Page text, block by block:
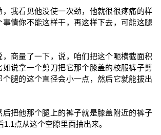
，我看见他没使一次劲，他就很很疼痛的样
情你不能这样干，再这样下去，可能这腿
商量了一下，说，咱们把这个呃横截面积
说拿一个剪刀把它那个膝盖的校服裤子剪
腿的这个直径会小一点，然后它就能拔出
后把他那个腿上的裤子就是膝盖附近的裤子
1.1点从这个空隙里面抽出来。